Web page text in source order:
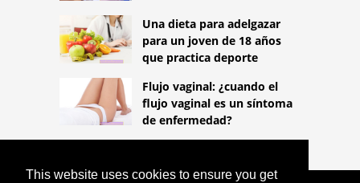
This website uses cookies to ensure you get
Una dieta para adelgazar
para un joven de 18 años
que practica deporte
Flujo vaginal: ¿cuando el
flujo vaginal es un síntoma
de enfermedad?